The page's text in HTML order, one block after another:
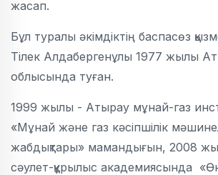
жасап.
Бұл туралы әкімдіктің баспасөз
Тілек Алдабергенұлы 1977 жылы
облысында туған.
1999 жылы - Атырау мұнай-газ
«Мұнай және газ кәсіпшілік
жабдықтары» мамандығын, 2008
сәулет-құрылыс академиясында